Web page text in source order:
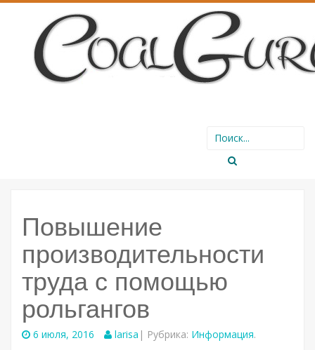
Search
for:
Повышение
производительности
труда с помощью
рольгангов
6 июля, 2016 larisa | Рубрика: Информация.